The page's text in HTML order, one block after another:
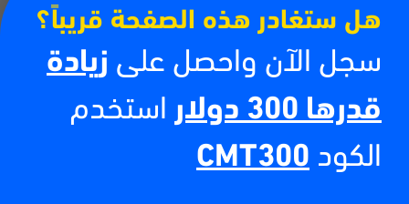
اقرأ أكثر
هل ستغادر هذه الصفحة قريباً؟
سجل الآن واحصل على زيادة
قدرها 300 دولار
استخدم
الكود CMT300